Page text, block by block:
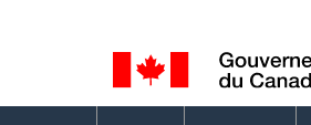
de
la
langue